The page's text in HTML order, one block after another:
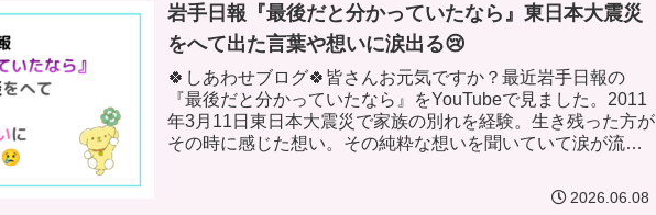
岩手日報『最後だと分かっていたなら』東日本大震災
をへて出た言葉や想いに涙出る😢
🍀しあわせブログ🍀皆さんお元気ですか？最近岩手日報の
『最後だと分かっていたなら』をYouTubeで見ました。2011
年3月11日東日本大震災で家族の別れを経験。生き残った方が
その時に感じた想い。その純粋な想いを聞いていて涙が流れ
2026.06.08